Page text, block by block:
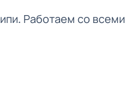
Работаем со всеми